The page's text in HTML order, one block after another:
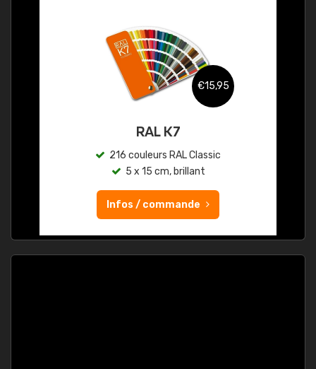
€15,95
RAL K7
216 couleurs RAL Classic
5 x 15 cm, brillant
Infos / commande